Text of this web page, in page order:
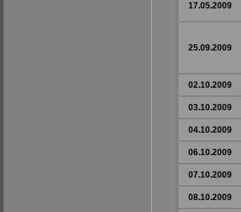
17.05.2009
25.09.2009
02.10.2009
03.10.2009
04.10.2009
06.10.2009
07.10.2009
08.10.2009